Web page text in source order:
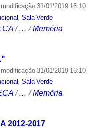
31/01/2019 16:10
, Sala Verde
/ …/Memória
31/01/2019 16:10
, Sala Verde
/…/Memória
2012-2017